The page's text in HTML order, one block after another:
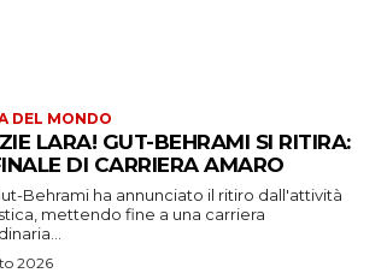
DEL MONDO
LARA! GUT-BEHRAMI SI RITIRA:
DI CARRIERA AMARO
Behrami ha annunciato il ritiro dall'attività
mettendo fine a una carriera
2026